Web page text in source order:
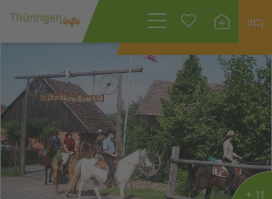
Wonach suchen
Sie?
+ 11